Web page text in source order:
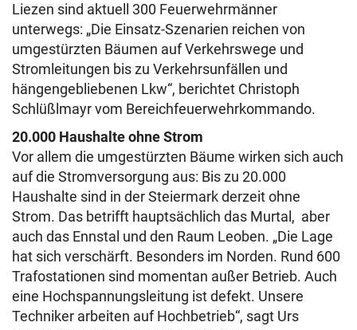
Liezen sind aktuell 300 Feuerwehrmänner
unterwegs: „Die Einsatz-Szenarien reichen von
umgestürzten Bäumen auf Verkehrswege und
Stromleitungen bis zu Verkehrsunfällen und
hängengebliebenen Lkw“, berichtet Christoph
Schlüßlmayr vom Bereichfeuerwehrkommando.
20.000 Haushalte ohne Strom
Vor allem die umgestürzten Bäume wirken sich auch
auf die Stromversorgung aus: Bis zu 20.000
Haushalte sind in der Steiermark derzeit ohne
Strom. Das betrifft hauptsächlich das Murtal, aber
auch das Ennstal und den Raum Leoben. „Die Lage
hat sich verschärft. Besonders im Norden. Rund 600
Trafostationen sind momentan außer Betrieb. Auch
eine Hochspannungsleitung ist defekt. Unsere
Techniker arbeiten auf Hochbetrieb“, sagt Urs